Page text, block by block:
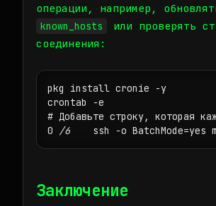
операции, например,
known_hosts
или проверять
соединения:
pkg install cronie -y
crontab -e
# Добавьте строку, которая
0 /6 ssh -o
Заключение